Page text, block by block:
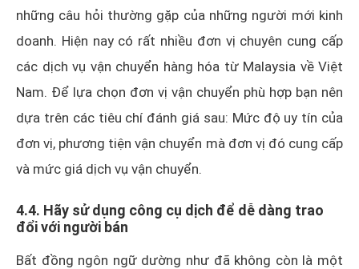
những câu hỏi thường gặp của những người mới kinh
doanh. Hiện nay có rất nhiều đơn vị chuyên cung cấp
các dịch vụ vận chuyển hàng hóa từ Malaysia về Việt
Nam. Để lựa chọn đơn vị vận chuyển phù hợp bạn nên
dựa trên các tiêu chí đánh giá sau: Mức độ uy tín của
đơn vị, phương tiện vận chuyển mà đơn vị đó cung cấp
và mức giá dịch vụ vận chuyển.
4.4. Hãy sử dụng công cụ dịch để dễ dàng trao
đổi với người bán
Bất đồng ngôn ngữ dường như đã không còn là một